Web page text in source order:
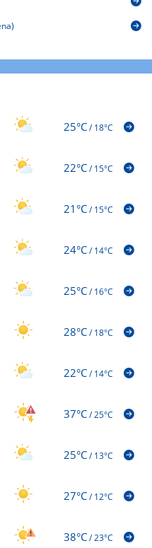
25°C/18°C
22°C/15°C
21°C/15°C
24°C/14°C
25°C/16°C
28°C/18°C
22°C/14°C
37°C/25°C
25°C/13°C
27°C/12°C
38°C/23°C